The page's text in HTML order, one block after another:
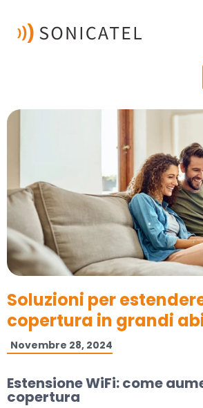
Soluzioni per
copertura in grandi
Novembre 28, 2024
Estensione WiFi: come
copertura